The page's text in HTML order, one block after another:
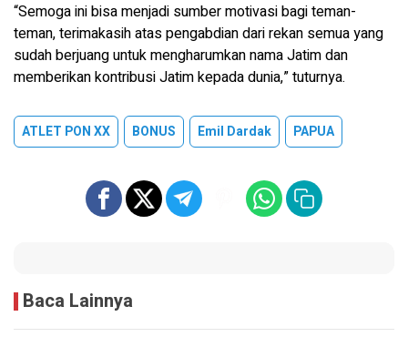
“Semoga ini bisa menjadi sumber motivasi bagi teman-
teman, terimakasih atas pengabdian dari rekan semua yang
sudah berjuang untuk mengharumkan nama Jatim dan
memberikan kontribusi Jatim kepada dunia,” tuturnya.
ATLET PON XX BONUS Emil Dardak PAPUA
Baca Lainnya